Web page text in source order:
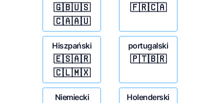
🇬🇧🇺🇸
🇨🇦🇦🇺
🇫🇷🇨🇦
Hiszpański
🇪🇸🇦🇷
🇨🇱🇲🇽
portugalski
🇵🇹🇧🇷
Niemiecki Holenderski